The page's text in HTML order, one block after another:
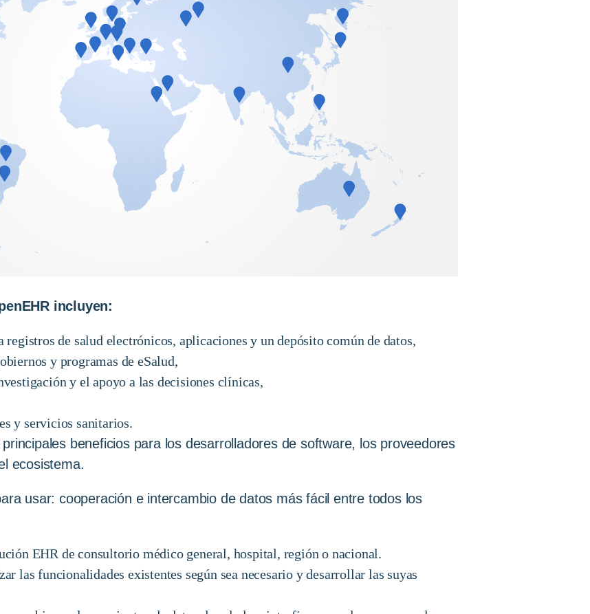
incluyen:
registros de salud electrónicos, aplicaciones y un depósito común de datos,
y programas de eSalud,
y el apoyo a las decisiones clínicas,
y servicios sanitarios.
beneficios para los desarrolladores de software, los proveedores
ecosistema.
usar: cooperación e intercambio de datos más fácil entre todos los
EHR de consultorio médico general, hospital, región o nacional.
las funcionalidades existentes según sea necesario y desarrollar las suyas